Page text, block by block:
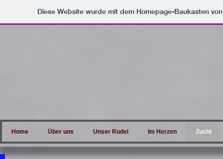
Diese Website wurde mit dem Homepage-Baukasten
Home Über uns Unser Rudel Im Herzen Zucht